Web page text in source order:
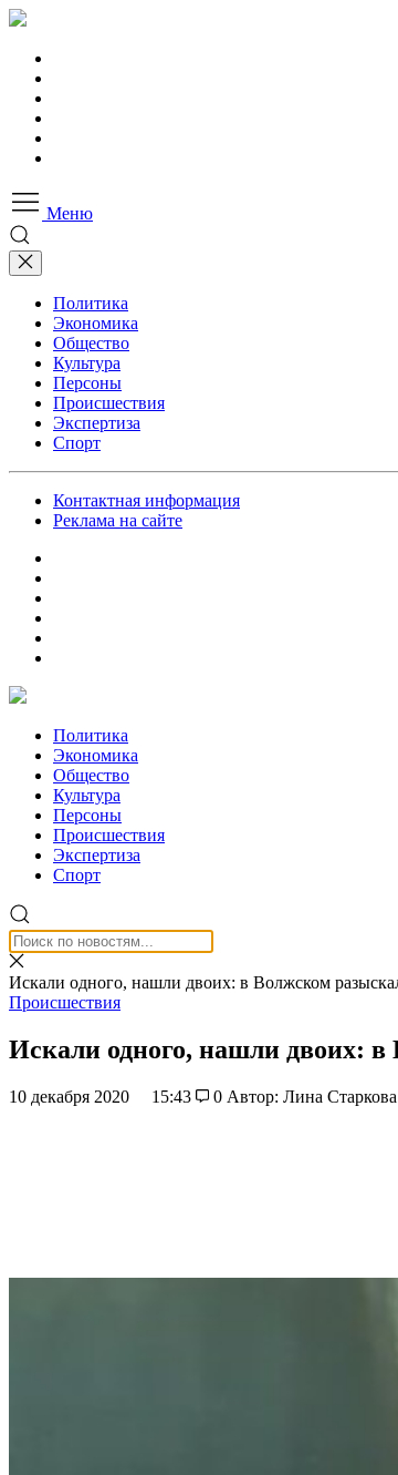
Меню
Политика
Экономика
Общество
Культура
Персоны
Происшествия
Экспертиза
Спорт
Контактная информация
Реклама на сайте
Политика
Экономика
Общество
Культура
Персоны
Происшествия
Экспертиза
Спорт
Искали одного, нашли двоих: в Волжском
Происшествия
Искали одного, нашли двоих: в
10 декабря 2020 15:43 0 Автор: Лина Старкова